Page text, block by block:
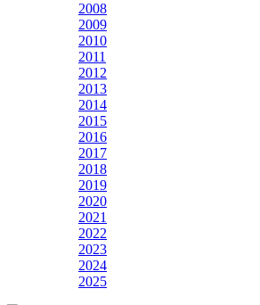
2008
2009
2010
2011
2012
2013
2014
2015
2016
2017
2018
2019
2020
2021
2022
2023
2024
2025